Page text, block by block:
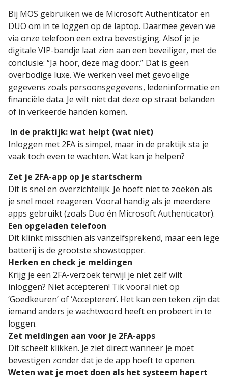
Bij MOS gebruiken we de Microsoft Authenticator en
DUO om in te loggen op de laptop. Daarmee geven we
via onze telefoon een extra bevestiging. Alsof je je
digitale VIP-bandje laat zien aan een beveiliger, met de
conclusie: “Ja hoor, deze mag door.” Dat is geen
overbodige luxe. We werken veel met gevoelige
gegevens zoals persoonsgegevens, ledeninformatie en
financiële data. Je wilt niet dat deze op straat belanden
of in verkeerde handen komen.
In de praktijk: wat helpt (wat niet)
Inloggen met 2FA is simpel, maar in de praktijk sta je
vaak toch even te wachten. Wat kan je helpen?
Zet je 2FA-app op je startscherm
Dit is snel en overzichtelijk. Je hoeft niet te zoeken als
je snel moet reageren. Vooral handig als je meerdere
apps gebruikt (zoals Duo én Microsoft Authenticator).
Een opgeladen telefoon
Dit klinkt misschien als vanzelfsprekend, maar een lege
batterij is de grootste showstopper.
Herken en check je meldingen
Krijg je een 2FA-verzoek terwijl je niet zelf wilt
inloggen? Niet accepteren! Tik vooral niet op
‘Goedkeuren’ of ‘Accepteren’. Het kan een teken zijn dat
iemand anders je wachtwoord heeft en probeert in te
loggen.
Zet meldingen aan voor je 2FA-apps
Dit scheelt klikken. Je ziet direct wanneer je moet
bevestigen zonder dat je de app hoeft te openen.
Weten wat je moet doen als het systeem hapert